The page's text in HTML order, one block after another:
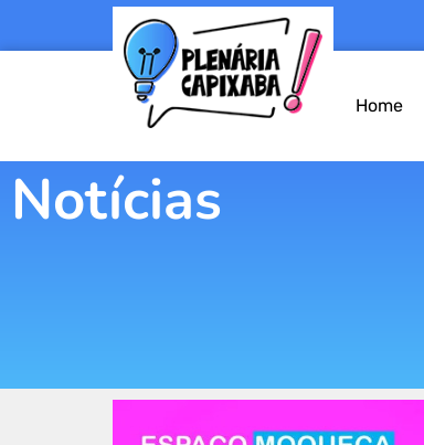
Home
Notícias